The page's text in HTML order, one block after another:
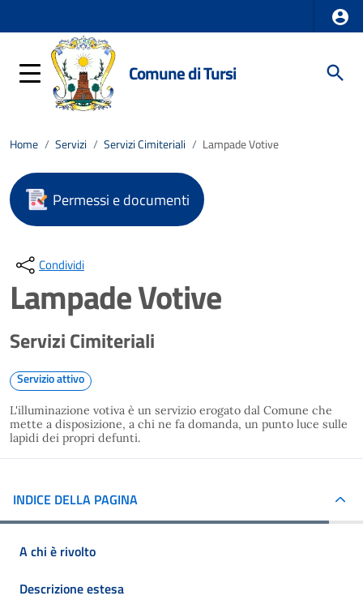
Comune di Tursi
Home / Servizi / Servizi Cimiteriali / Lampade Votive
Permessi e documenti
Condividi
Lampade Votive
Servizi Cimiteriali
Servizio attivo
L'illuminazione votiva è un servizio erogato dal Comune che
mette a disposizione, a chi ne fa domanda, un punto luce sulle
lapidi dei propri defunti.
INDICE DELLA PAGINA
A chi è rivolto
Descrizione estesa